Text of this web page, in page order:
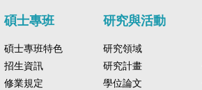
碩士專班
碩士專班特色
招生資訊
修業規定
研究與活動
研究領域
研究計畫
學位論文